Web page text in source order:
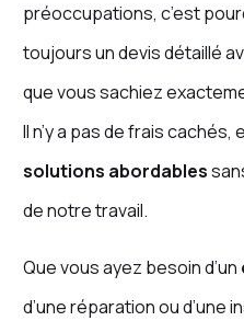
préoccupations, c’est
toujours un devis détaillé
que vous sachiez
Il n’y a pas de frais
solutions abordables
de notre travail.
Que vous ayez besoin d’un
d’une réparation ou d’une